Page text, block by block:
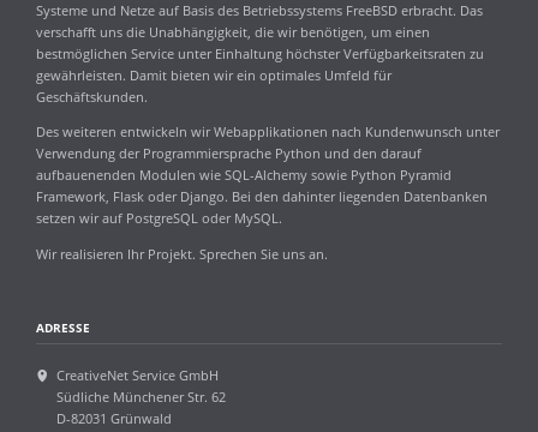
Systeme und Netze auf Basis des Betriebssystems FreeBSD erbracht. Das
verschafft uns die Unabhängigkeit, die wir benötigen, um einen
bestmöglichen Service unter Einhaltung höchster Verfügbarkeitsraten zu
gewährleisten. Damit bieten wir ein optimales Umfeld für
Geschäftskunden.
Des weiteren entwickeln wir Webapplikationen nach Kundenwunsch unter
Verwendung der Programmiersprache Python und den darauf
aufbauenenden Modulen wie SQL-Alchemy sowie Python Pyramid
Framework, Flask oder Django. Bei den dahinter liegenden Datenbanken
setzen wir auf PostgreSQL oder MySQL.
Wir realisieren Ihr Projekt. Sprechen Sie uns an.
ADRESSE
CreativeNet Service GmbH
Südliche Münchener Str. 62
D-82031 Grünwald